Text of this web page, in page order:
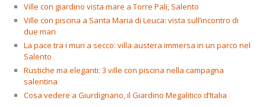
Ville con giardino vista mare a Torre Pali, Salento
Ville con piscina a Santa Maria di Leuca: vista sull’incontro di
due mari
La pace tra i muri a secco: villa austera immersa in un parco nel
Salento
Rustiche ma eleganti: 3 ville con piscina nella campagna
salentina
Cosa vedere a Giurdignano, il Giardino Megalitico d’Italia